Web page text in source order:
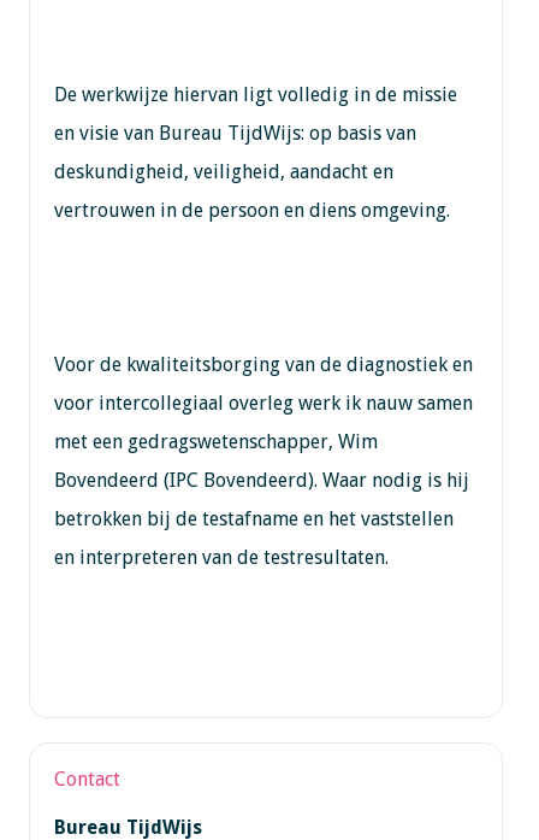
De werkwijze hiervan ligt volledig in de missie
en visie van Bureau TijdWijs: op basis van
deskundigheid, veiligheid, aandacht en
vertrouwen in de persoon en diens omgeving.
Voor de kwaliteitsborging van de diagnostiek en
voor intercollegiaal overleg werk ik nauw samen
met een gedragswetenschapper, Wim
Bovendeerd (IPC Bovendeerd). Waar nodig is hij
betrokken bij de testafname en het vaststellen
en interpreteren van de testresultaten.
Contact
Bureau TijdWijs